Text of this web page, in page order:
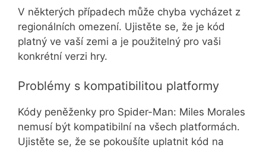
V některých případech může chyba vycházet z
regionálních omezení. Ujistěte se, že je kód
platný ve vaší zemi a je použitelný pro vaši
konkrétní verzi hry.
Problémy s kompatibilitou platformy
Kódy peněženky pro Spider-Man: Miles Morales
nemusí být kompatibilní na všech platformách.
Ujistěte se, že se pokoušíte uplatnit kód na